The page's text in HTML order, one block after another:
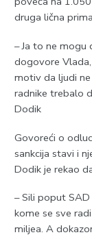
druga lična
– Јa to ne
dogovore
motiv da ljudi
radnike trebalo
Dodik
Govoreći o
sankcija stavi i
Dodik je rekao
– Sili poput
kome se sve
miljea. A